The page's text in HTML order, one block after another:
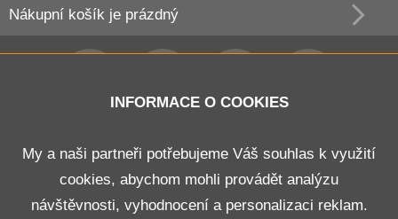
Nákupní košík je prázdný
Obchodní podmínky
Doprava a platba
INFORMACE O COOKIES
My a naši partneři potřebujeme Váš souhlas k využití
cookies, abychom mohli provádět analýzu
návštěvnosti, vyhodnocení a personalizaci reklam.